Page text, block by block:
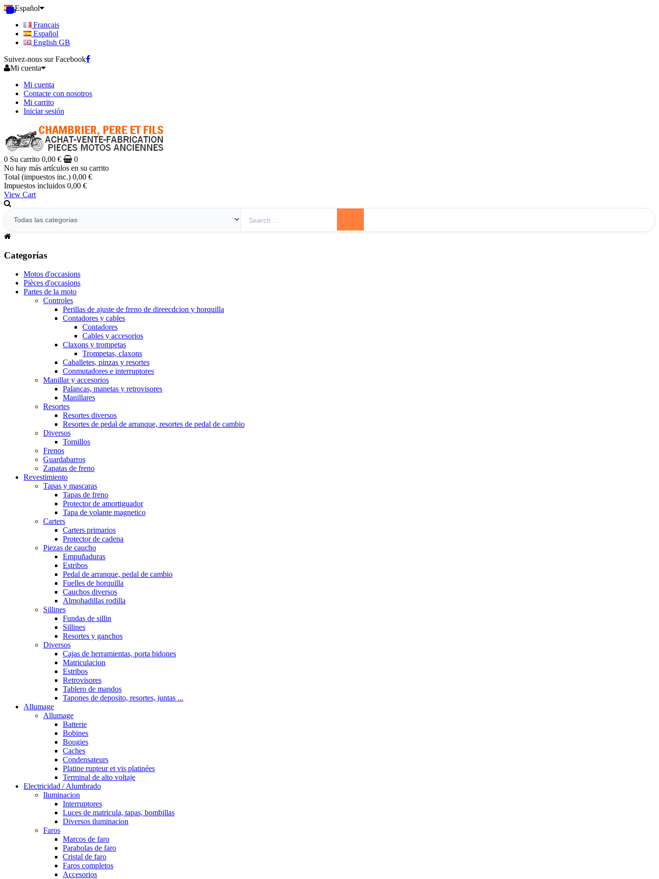
Español
Français
Español
English GB
Suivez-nous sur Facebook
Mi cuenta
Mi cuenta
Contacte con nosotros
Mi carrito
Iniciar sesión
0 Su carrito 0,00 €
0
No hay más artículos en su carrito
Total (impuestos inc.) 0,00 €
Impuestos incluidos 0,00 €
View Cart
Categorías
Motos d'occasions
Pièces d'occasions
Partes de la moto
Controles
Perillas de ajuste de freno de direecdcion y horquilla
Contadores y cables
Contadores
Cables y accesorios
Claxons y trompetas
Trompetas, claxons
Caballetes, pinzas y resortes
Conmutadores e interruptores
Manillar y accesorios
Palancas, manetas y retrovisores
Manillares
Resortes
Resortes diversos
Resortes de pedal de arranque, resortes de pedal de cambio
Diversos
Tornillos
Frenos
Guardabarros
Zapatas de freno
Revestimiento
Tapas y mascaras
Tapas de freno
Protector de amortiguador
Tapa de volante magnetico
Carters
Carters primarios
Protector de cadena
Piezas de caucho
Empuñaduras
Estribos
Pedal de arranque, pedal de cambio
Fuelles de horquilla
Cauchos diversos
Almohadillas rodilla
Sillines
Fundas de sillin
Sillines
Resortes y ganchos
Diversos
Cajas de herramientas, porta bidones
Matriculacion
Estribos
Retrovisores
Tablero de mandos
Tapones de deposito, resortes, juntas ...
Allumage
Allumage
Batterie
Bobines
Bougies
Caches
Condensateurs
Platine rupteur et vis platinées
Terminal de alto voltaje
Electricidad / Alumbrado
Iluminacion
Interruptores
Luces de matricula, tapas, bombillas
Diversos iluminacion
Faros
Marcos de faro
Parabolas de faro
Cristal de faro
Faros completos
Accesorios